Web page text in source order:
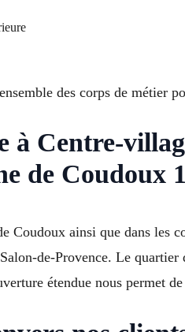
des corps de métier
Centre-
de Coudoux
Coudoux ainsi que dans les
de-Provence. Le
étendue nous permet